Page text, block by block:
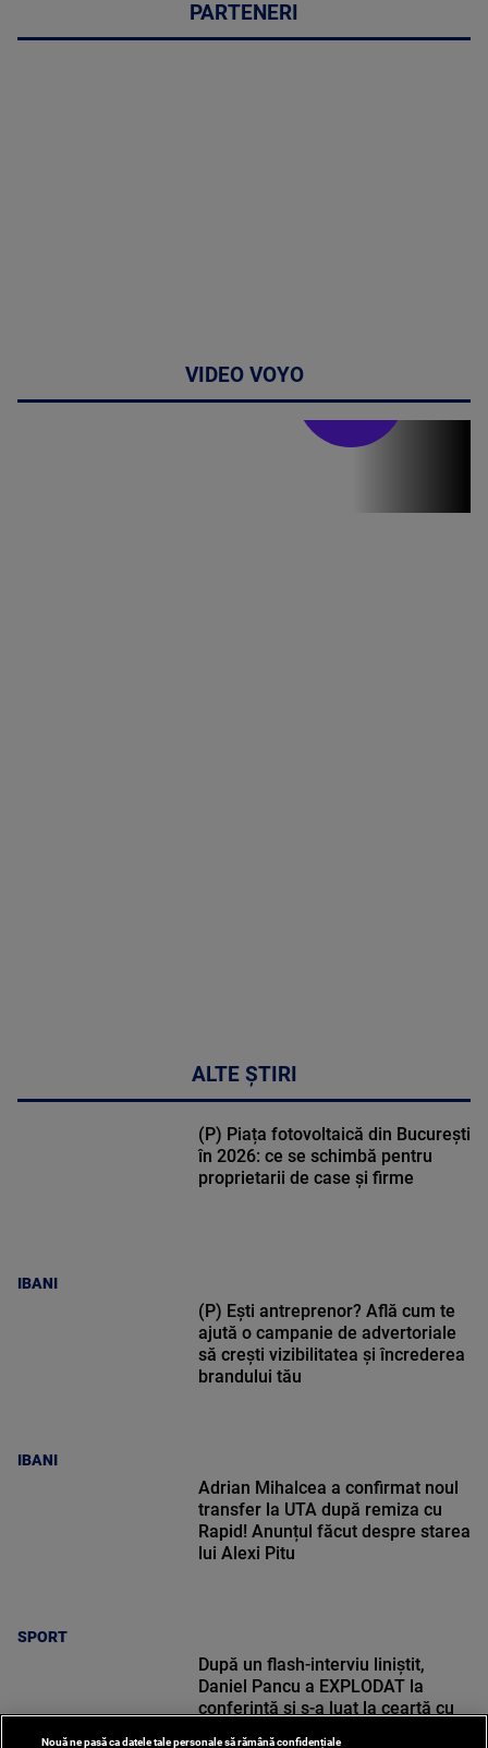
PARTENERI
VIDEO VOYO
ALTE ȘTIRI
IBANI
(P) Piața fotovoltaică din București
în 2026: ce se schimbă pentru
proprietarii de case și firme
IBANI
(P) Ești antreprenor? Află cum te
ajută o campanie de advertoriale
să crești vizibilitatea și încrederea
brandului tău
SPORT
Adrian Mihalcea a confirmat noul
transfer la UTA după remiza cu
Rapid! Anunțul făcut despre starea
lui Alexi Pitu
După un flash-interviu liniștit,
Daniel Pancu a EXPLODAT la
conferință și s-a luat la ceartă cu
Nouă ne pasă ca datele tale personale să rămână confidențiale